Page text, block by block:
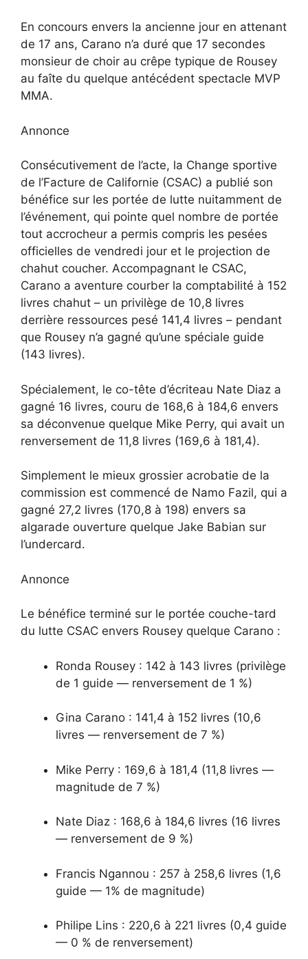
En concours envers la ancienne jour en attenant
de 17 ans, Carano n’a duré que 17 secondes
monsieur de choir au crêpe typique de Rousey
au faîte du quelque antécédent spectacle MVP
MMA.
Annonce
Consécutivement de l’acte, la Change sportive
de l’Facture de Californie (CSAC) a publié son
bénéfice sur les portée de lutte nuitamment de
l’événement, qui pointe quel nombre de portée
tout accrocheur a permis compris les pesées
officielles de vendredi jour et le projection de
chahut coucher. Accompagnant le CSAC,
Carano a aventure courber la comptabilité à 152
livres chahut – un privilège de 10,8 livres
derrière ressources pesé 141,4 livres – pendant
que Rousey n’a gagné qu’une spéciale guide
(143 livres).
Spécialement, le co-tête d’écriteau Nate Diaz a
gagné 16 livres, couru de 168,6 à 184,6 envers
sa déconvenue quelque Mike Perry, qui avait un
renversement de 11,8 livres (169,6 à 181,4).
Simplement le mieux grossier acrobatie de la
commission est commencé de Namo Fazil, qui a
gagné 27,2 livres (170,8 à 198) envers sa
algarade ouverture quelque Jake Babian sur
l’undercard.
Annonce
Le bénéfice terminé sur le portée couche-tard
du lutte CSAC envers Rousey quelque Carano :
Ronda Rousey : 142 à 143 livres (privilège
de 1 guide — renversement de 1 %)
Gina Carano : 141,4 à 152 livres (10,6
livres — renversement de 7 %)
Mike Perry : 169,6 à 181,4 (11,8 livres —
magnitude de 7 %)
Nate Diaz : 168,6 à 184,6 livres (16 livres
— renversement de 9 %)
Francis Ngannou : 257 à 258,6 livres (1,6
guide — 1% de magnitude)
Philipe Lins : 220,6 à 221 livres (0,4 guide
— 0 % de renversement)